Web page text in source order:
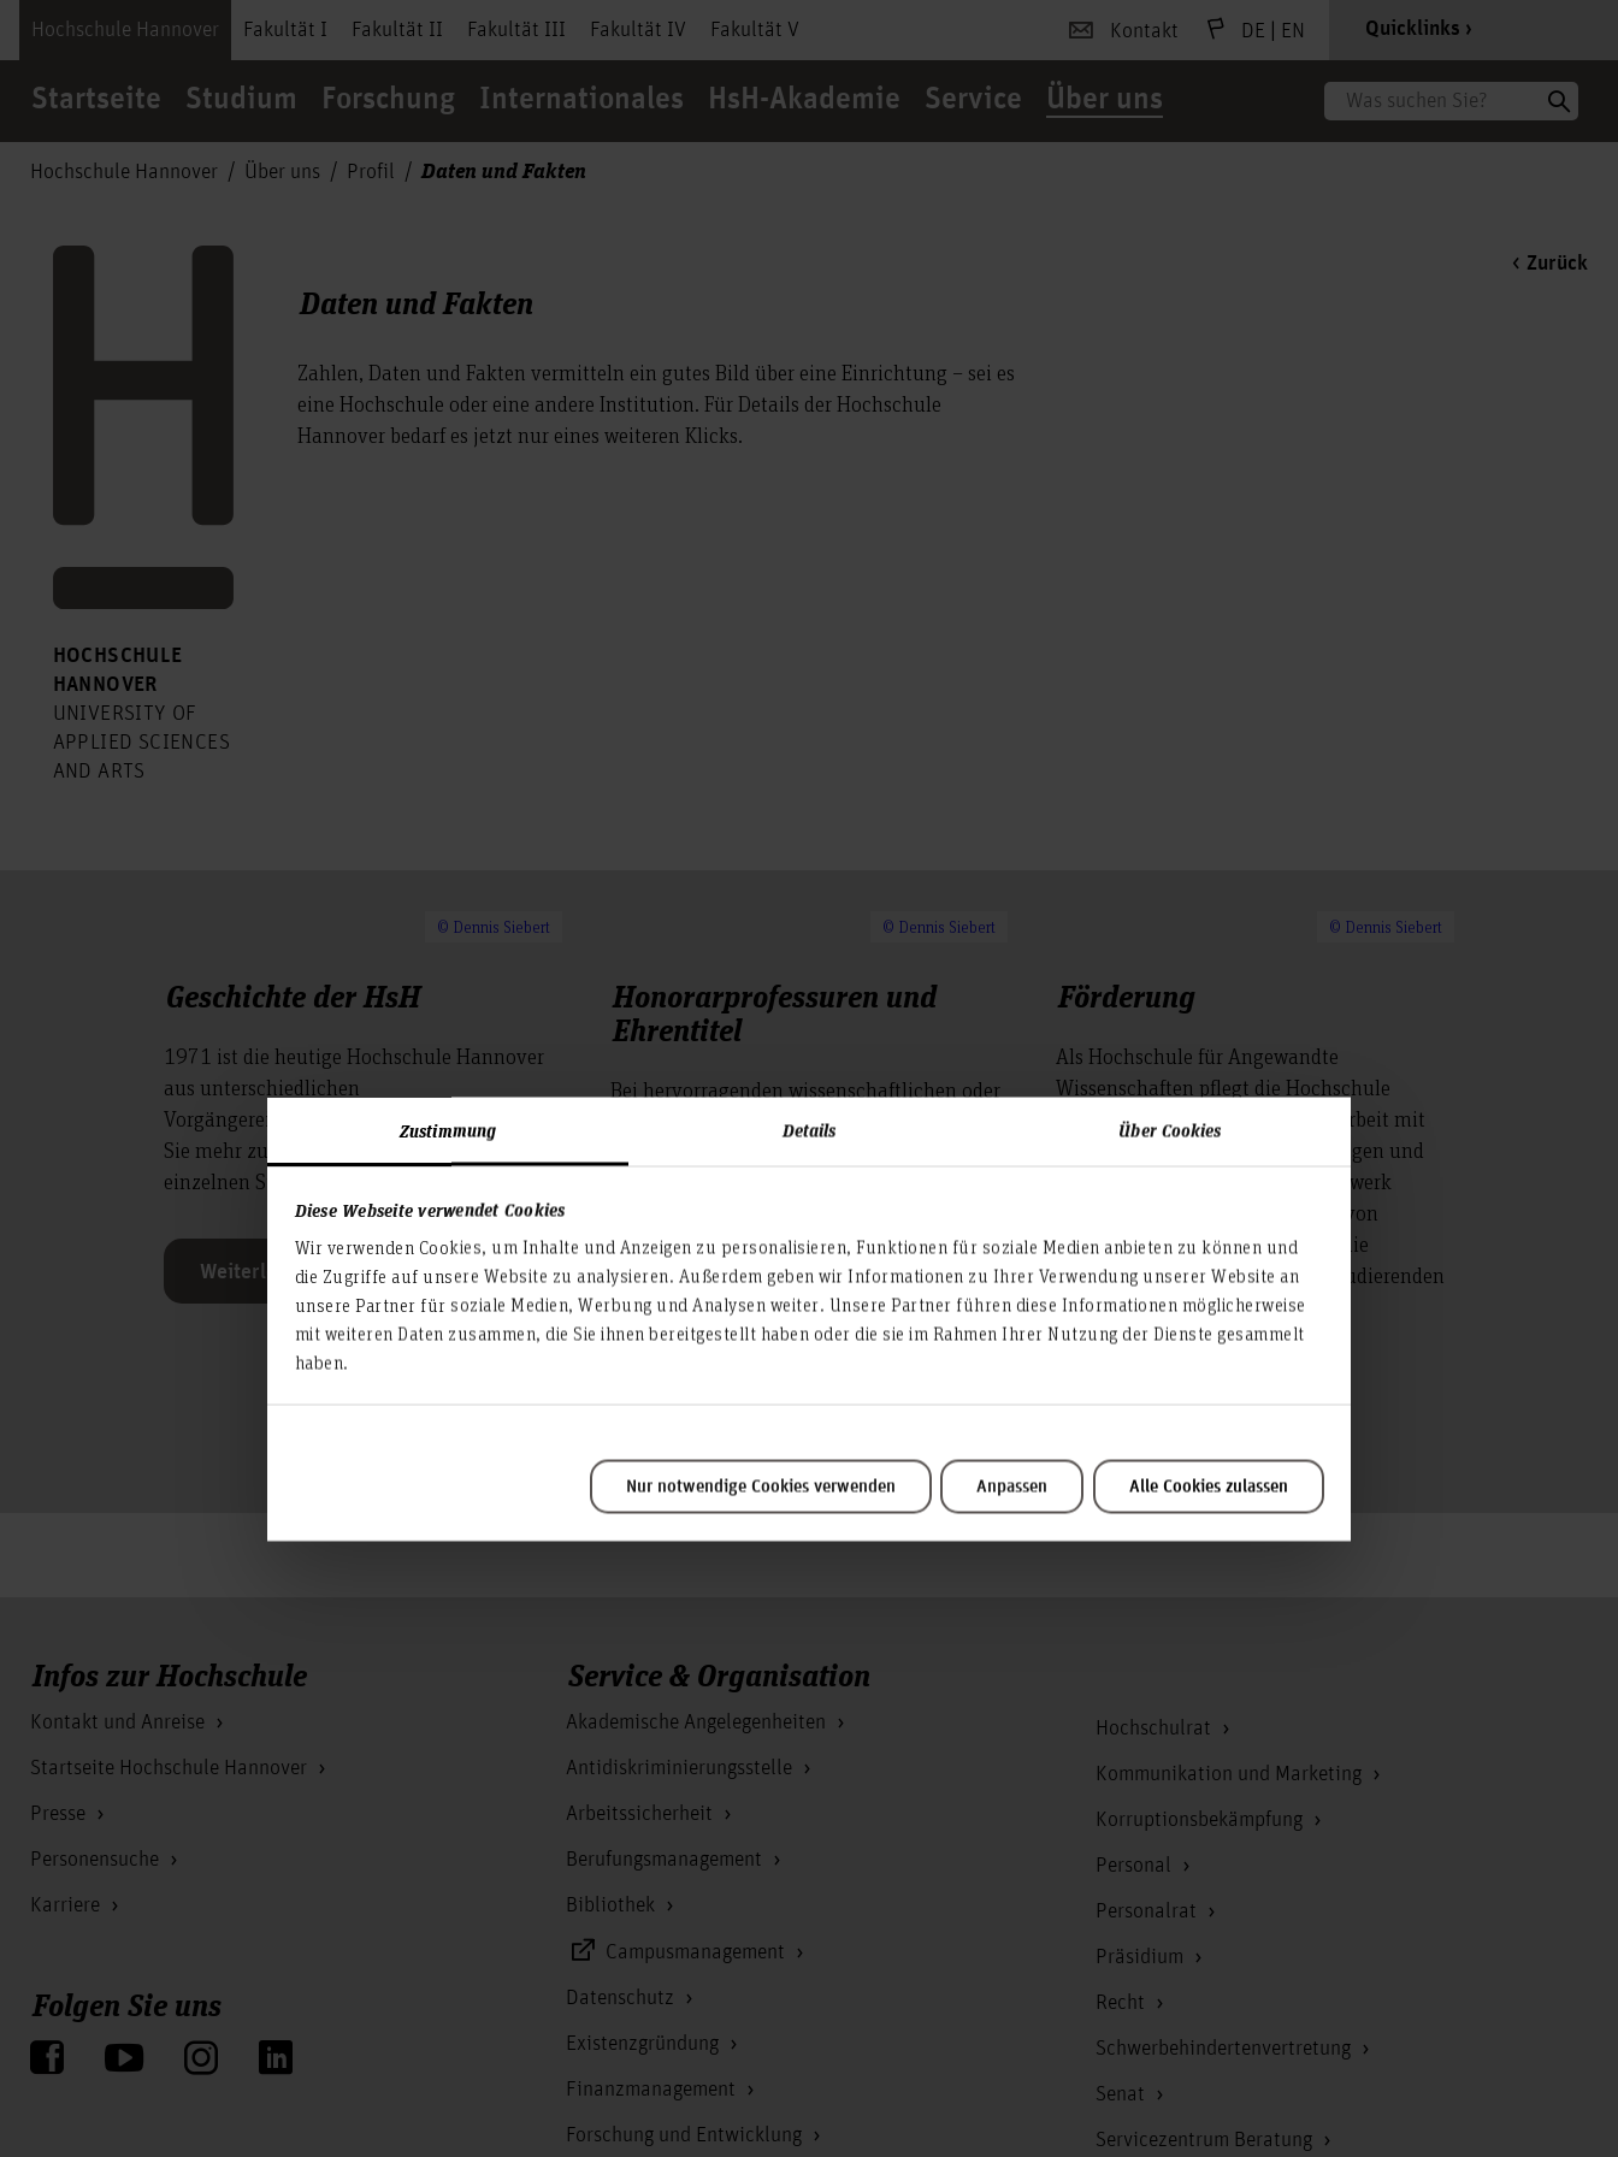
Zustimmung Details Über Cookies
Diese Webseite verwendet Cookies
Wir verwenden Cookies, um Inhalte und Anzeigen zu personalisieren, Funktionen für soziale Medien anbieten zu können und
die Zugriffe auf unsere Website zu analysieren. Außerdem geben wir Informationen zu Ihrer Verwendung unserer Website an
unsere Partner für soziale Medien, Werbung und Analysen weiter. Unsere Partner führen diese Informationen möglicherweise
mit weiteren Daten zusammen, die Sie ihnen bereitgestellt haben oder die sie im Rahmen Ihrer Nutzung der Dienste gesammelt
haben.
Nur notwendige Cookies verwenden Anpassen Alle Cookies zulassen
Hochschule Hannover Fakultät I Fakultät II Fakultät III Fakultät IV Fakultät V Kontakt DE | EN Quicklinks
Startseite Studium Forschung Internationales HsH-Akademie Service Über uns Suche
Hochschule Hannover Über uns Profil Daten und Fakten
HOCHSCHULE
HANNOVER
UNIVERSITY OF
APPLIED SCIENCES
AND ARTS
Zurück
Daten und Fakten
Zahlen, Daten und Fakten vermitteln ein gutes Bild über eine Einrichtung – sei es
eine Hochschule oder eine andere Institution. Für Details der Hochschule
Hannover bedarf es jetzt nur eines weiteren Klicks.
© Dennis Siebert
Geschichte der HsH
1971 ist die heutige Hochschule Hannover
aus unterschiedlichen
Vorgängereinrichtungen entstanden. Lesen
Sie mehr zu ihrer Geschichte und den
einzelnen Standorten.
Weiterlesen
© Dennis Siebert
Honorarprofessuren und
Ehrentitel
Bei hervorragenden wissenschaftlichen oder
künstlerischen Leistungen hat das
Honorarprofessor*innen, Ehrenbürger*innen
sowie Ehrensenator*innen.
© Dennis Siebert
Förderung
Als Hochschule für Angewandte
Wissenschaften pflegt die Hochschule
Hannover eine enge Zusammenarbeit mit
Industrie, öffentlichen Einrichtungen und
Interessenverbänden. Dieses Netzwerk
ermöglicht neben der Förderung von
Interessen der Hochschule auch die
finanzielle Unterstützung von Studierenden
über Stipendien.
Infos zur Hochschule
Kontakt und Anreise
Startseite Hochschule Hannover
Presse
Personensuche
Karriere
Folgen Sie uns
Service & Organisation
Akademische Angelegenheiten
Antidiskriminierungsstelle
Arbeitssicherheit
Berufungsmanagement
Bibliothek
Campusmanagement
Datenschutz
Existenzgründung
Finanzmanagement
Forschung und Entwicklung
Hochschulrat
Kommunikation und Marketing
Korruptionsbekämpfung
Personal
Personalrat
Präsidium
Recht
Schwerbehindertenvertretung
Senat
Servicezentrum Beratung